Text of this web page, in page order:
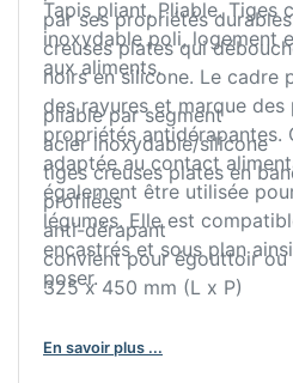
par ses propriétés
creuses plates qui
noirs en silicone. Le cadre
des rayures et marque
propriétés antidérapantes.
adaptée au contact
également être utilisée
légumes. Elle est
encastrés et sous plan
poser.
Tapis pliant. Pliable. Tiges
inoxydable poli, logement
aux aliments.
pliable par segment
acier inoxydable/silicone
tiges creuses plates en
profilées
anti-dérapant
convient pour égouttoir
325 x 450 mm (L x P)
En savoir plus ...